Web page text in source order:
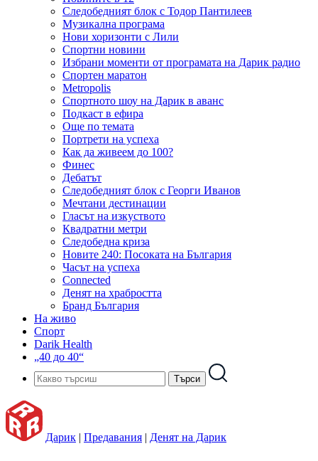
Следобедният блок с Тодор Пантилеев
Музикална програма
Нови хоризонти с Лили
Спортни новини
Избрани моменти от програмата на Дарик радио
Спортен маратон
Metropolis
Спортното шоу на Дарик в аванс
Подкаст в ефира
Още по темата
Портрети на успеха
Как да живеем до 100?
Финес
Дебатът
Следобедният блок с Георги Иванов
Мечтани дестинации
Гласът на изкуството
Квадратни метри
Следобедна криза
Новите 240: Посоката на България
Часът на успеха
Connected
Денят на храбростта
Бранд България
На живо
Спорт
Darik Health
„40 до 40“
Дарик | Предавания | Денят на Дарик